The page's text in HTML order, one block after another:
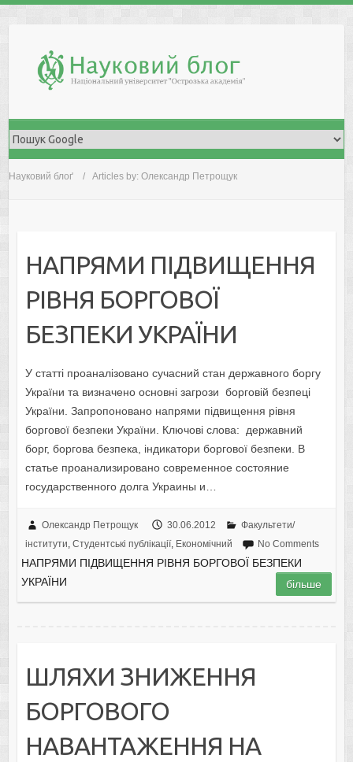
Науковий блоґ Articles by: Олександр Петрощук
НАПРЯМИ ПІДВИЩЕННЯ
РІВНЯ БОРГОВОЇ
БЕЗПЕКИ УКРАЇНИ
У статті проаналізовано сучасний стан державного боргу
України та визначено основні загрози борговій безпеці
України. Запропоновано напрями підвищення рівня
боргової безпеки України. Ключові слова: державний
борг, боргова безпека, індикатори боргової безпеки. В
статье проанализировано современное состояние
государственного долга Украины и…
Олександр Петрощук 30.06.2012
Факультети/
інститути, Студентські публікації, Економічний No Comments
НАПРЯМИ ПІДВИЩЕННЯ РІВНЯ БОРГОВОЇ БЕЗПЕКИ
УКРАЇНИ
більше
ШЛЯХИ ЗНИЖЕННЯ
БОРГОВОГО
НАВАНТАЖЕННЯ НА